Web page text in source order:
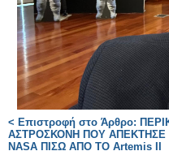
< Επιστροφή στο Άρθρο:
ΑΣΤΡΟΣΚΟΝΗ ΠΟΥ ΑΠΕΚΤΗΣΕ
NASA ΠΙΣΩ ΑΠΟ ΤΟ Artemis II